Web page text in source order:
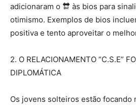
adicionaram o 🔛 às bios para
otimismo. Exemplos de bios
positiva e tento aproveitar o
2. O RELACIONAMENTO “C.S.E”
DIPLOMÁTICA
Os jovens solteiros estão focando